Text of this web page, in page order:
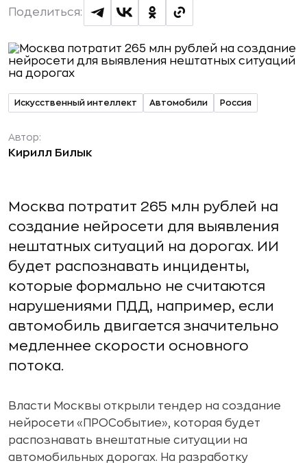
Поделиться:
Искусственный интеллект Автомобили Россия
Автор:
Кирилл Билык
Москва потратит 265 млн рублей на
создание нейросети для выявления
нештатных ситуаций на дорогах. ИИ
будет распознавать инциденты,
которые формально не считаются
нарушениями ПДД, например, если
автомобиль двигается значительно
медленнее скорости основного
потока.
Власти Москвы открыли тендер на создание
нейросети «ПРОСобытие», которая будет
распознавать внештатные ситуации на
автомобильных дорогах. На разработку